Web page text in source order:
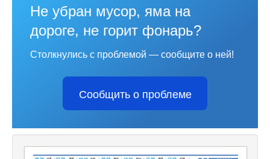
Не убран мусор, яма на
дороге, не горит фонарь?
Столкнулись с проблемой — сообщите о ней!
Сообщить о проблеме